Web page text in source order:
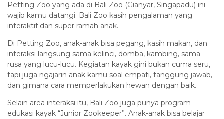
Petting Zoo yang ada di Bali Zoo (Gianyar, Singapadu) ini
wajib kamu datangi. Bali Zoo kasih pengalaman yang
interaktif dan super ramah anak.
Di Petting Zoo, anak-anak bisa pegang, kasih makan, dan
interaksi langsung sama kelinci, domba, kambing, sama
rusa yang lucu-lucu. Kegiatan kayak gini bukan cuma seru,
tapi juga ngajarin anak kamu soal empati, tanggung jawab,
dan gimana cara memperlakukan hewan dengan baik.
Selain area interaksi itu, Bali Zoo juga punya program
edukasi kayak “Junior Zookeeper”. Anak-anak bisa belajar